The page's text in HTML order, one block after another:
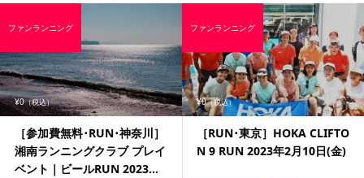
¥0（税込）
［参加費無料･RUN･神奈川］
湘南ランニングクラブ プレイ
ベント｜ビールRUN 2023...
ファンランニング
¥0（税込）
［RUN･東京］HOKA CLIFTO
N 9 RUN 2023年2月10日(金)
ファンランニング